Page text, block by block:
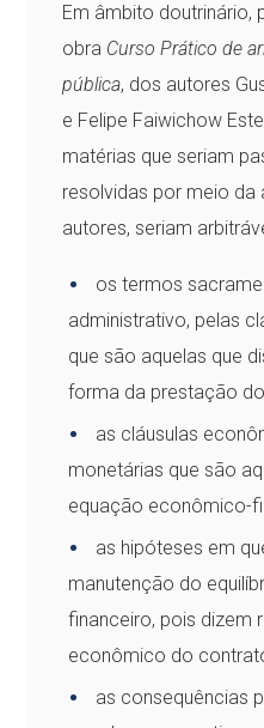
Em âmbito doutrinário,
obra Curso Prático de
pública, dos autores
e Felipe Faiwichow
matérias que seriam
resolvidas por meio da
autores, seriam
os termos
administrativo, pelas
que são aquelas que
forma da prestação
as cláusulas
monetárias que são
equação econômico-
as hipóteses em
manutenção do
financeiro, pois dizem
econômico do
as consequências